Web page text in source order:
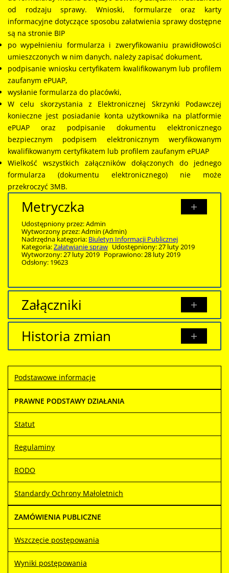
od rodzaju sprawy. Wnioski, formularze oraz karty
informacyjne dotyczące sposobu załatwienia sprawy dostępne
są na stronie BIP
po wypełnieniu formularza i zweryfikowaniu prawidłowości
umieszczonych w nim danych, należy zapisać dokument,
podpisanie wniosku certyfikatem kwalifikowanym lub profilem
zaufanym ePUAP,
wysłanie formularza do placówki,
W celu skorzystania z Elektronicznej Skrzynki Podawczej
konieczne jest posiadanie konta użytkownika na platformie
ePUAP oraz podpisanie dokumentu elektronicznego
bezpiecznym podpisem elektronicznym weryfikowanym
kwalifikowanym certyfikatem lub profilem zaufanym ePUAP
Wielkość wszystkich załączników dołączonych do jednego
formularza (dokumentu elektronicznego) nie może
przekroczyć 3MB.
Metryczka
Udostępniony przez:Admin
Wytworzony przez:Admin (Admin)
Nadrzędna kategoria: Biuletyn Informacji Publicznej
Kategoria:Załatwianie spraw Udostępniony: 27 luty 2019
Wytworzony: 27 luty 2019 Poprawiono: 28 luty 2019
Odsłony: 19623
Załączniki
Brak załączników.
Historia zmian
zmian
Data Osoba
Porównaj
Artykuł
został
środa,
27 luty
2019
Renata
Kochanowska
został
zmieniony.
2019
Artykuł
zmieniony.
2019
Podstawowe informacje
PRAWNE PODSTAWY DZIAŁANIA
Statut
Regulaminy
RODO
Standardy Ochrony Małoletnich
ZAMÓWIENIA PUBLICZNE
Wszczęcie postępowania
Wyniki postępowania